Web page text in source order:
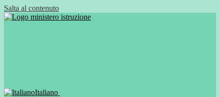
Salta al contenuto
Italiano